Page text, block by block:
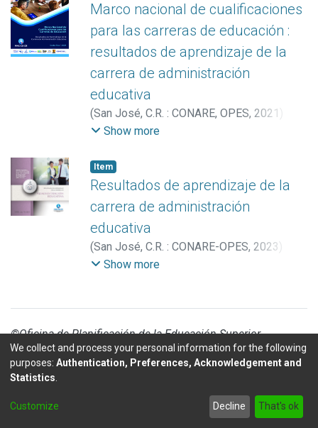
Marco nacional de cualificaciones
para las carreras de educación :
resultados de aprendizaje de la
carrera de administración
educativa
(San José, C.R. : CONARE, OPES, 2021
Marco Nacional de Cualificaciones para las
Show more
Item
Resultados de aprendizaje de la
carrera de administración
educativa
(San José, C.R. : CONARE-OPES, 2023)
Marco Nacional de Cualificaciones para las
Show more
©Oficina de Planificación de la Educación Superior
DSpace software copyright © 2002-2026LYRASIS
footer.link.politicas
We collect and process your personal information for the following
purposes: Authentication, Preferences, Acknowledgement and
Statistics
Customize Decline That's ok